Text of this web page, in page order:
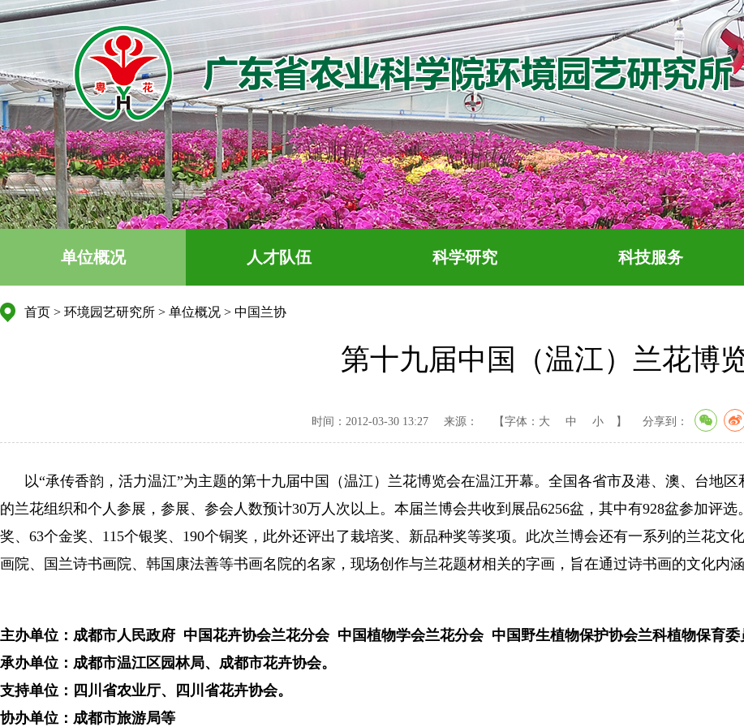
单位概况 人才队伍 科学研究 科技服务
首页 > 环境园艺研究所 > 单位概况 > 中国兰协
第十九届中国（温江）兰花博
时间：2012-03-30 13:27 来源： 【字体： 大 中 小 】 分享到：
以“承传香韵，活力温江”为主题的第十九届中国（温江）兰花博览会在温江开幕。全国各省市及港、澳、台地
的兰花组织和个人参展，参展、参会人数预计30万人次以上。本届兰博会共收到展品6256盆，其中有928盆参加评
奖、63个金奖、115个银奖、190个铜奖，此外还评出了栽培奖、新品种奖等奖项。此次兰博会还有一系列的兰花文
画院、国兰诗书画院、韩国康法善等书画名院的名家，现场创作与兰花题材相关的字画，旨在通过诗书画的文化内
主办单位：成都市人民政府 中国花卉协会兰花分会 中国植物学会兰花分会 中国野生植物保护协会兰科植物保育委
承办单位：成都市温江区园林局、成都市花卉协会。
支持单位：四川省农业厅、四川省花卉协会。
协办单位：成都市旅游局等